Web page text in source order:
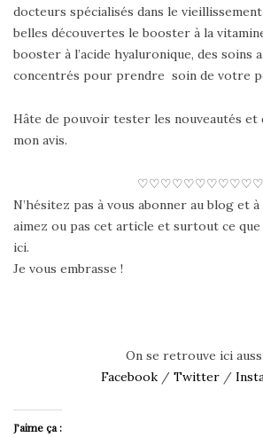
docteurs spécialisés dans le vieillissement
belles découvertes le booster à la
booster à l’acide hyaluronique, des soins
concentrés pour prendre soin de votre
Hâte de pouvoir tester les nouveautés et
mon avis.
♡♡♡♡♡♡♡♡♡♡♡
N’hésitez pas à vous abonner au blog et
aimez ou pas cet article et surtout ce
ici.
Je vous embrasse !
On se retrouve ici
Facebook / Twitter /
J’aime ça :